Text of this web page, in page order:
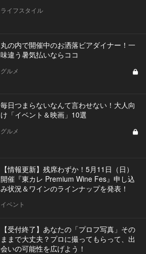
ライフスタイル
丸の内で開催中のお洒落ビアダイナー！一
味違う暑気払いならココ
グルメ
毎日つまらないなんて言わせない！大人向
け「イベント＆映画」10選
グルメ
【情報更新】残席わずか！5月11日（日）
開催『東カレ Premium Wine Fes』申し込
み状況＆ワインのラインナップを発表！
イベント
【受付終了】あなたの「プロフ写真」その
ままで大丈夫？プロに撮ってもらって、出
会いの可能性を広げよう！